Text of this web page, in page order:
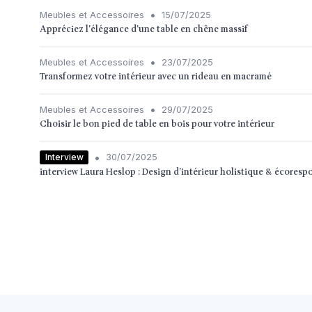
Meubles et Accessoires • 15/07/2025
Appréciez l'élégance d'une table en chêne massif
Meubles et Accessoires • 23/07/2025
Transformez votre intérieur avec un rideau en macramé
Meubles et Accessoires • 29/07/2025
Choisir le bon pied de table en bois pour votre intérieur
Interview • 30/07/2025
interview Laura Heslop : Design d’intérieur holistique &